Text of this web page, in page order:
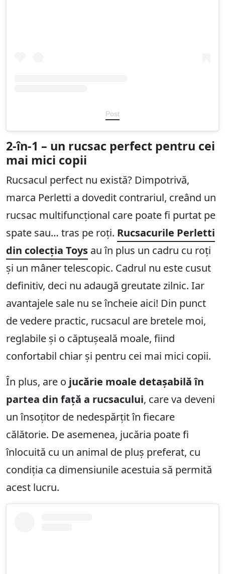
Post
2-în-1 – un rucsac perfect pentru cei
mai mici copii
Rucsacul perfect nu există? Dimpotrivă,
marca Perletti a dovedit contrariul, creând un
rucsac multifuncțional care poate fi purtat pe
spate sau… tras pe roți. Rucsacurile Perletti
din colecția Toys au în plus un cadru cu roți
și un mâner telescopic. Cadrul nu este cusut
definitiv, deci nu adaugă greutate zilnic. Iar
avantajele sale nu se încheie aici! Din punct
de vedere practic, rucsacul are bretele moi,
reglabile și o căptușeală moale, fiind
confortabil chiar și pentru cei mai mici copii.
În plus, are o jucărie moale detașabilă în
partea din față a rucsacului, care va deveni
un însoțitor de nedespărțit în fiecare
călătorie. De asemenea, jucăria poate fi
înlocuită cu un animal de pluș preferat, cu
condiția ca dimensiunile acestuia să permită
acest lucru.